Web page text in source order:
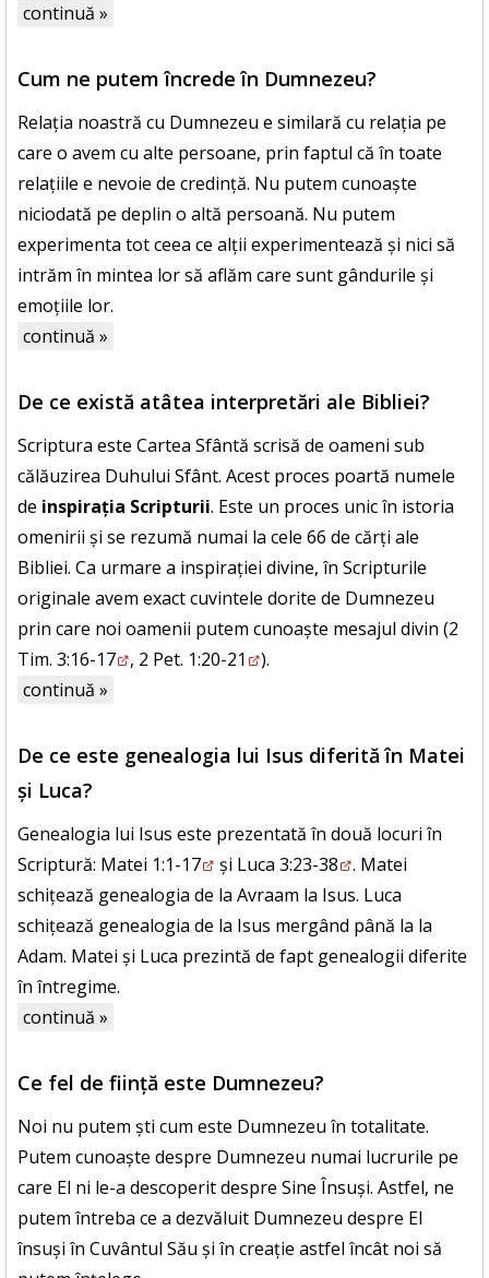
continuă »
Cum ne putem încrede în Dumnezeu?
Relația noastră cu Dumnezeu e similară cu relația pe
care o avem cu alte persoane, prin faptul că în toate
relațiile e nevoie de credință. Nu putem cunoaște
niciodată pe deplin o altă persoană. Nu putem
experimenta tot ceea ce alții experimentează și nici să
intrăm în mintea lor să aflăm care sunt gândurile și
emoțiile lor.
continuă »
De ce există atâtea interpretări ale Bibliei?
Scriptura este Cartea Sfântă scrisă de oameni sub
călăuzirea Duhului Sfânt. Acest proces poartă numele
de inspirația Scripturii. Este un proces unic în istoria
omenirii și se rezumă numai la cele 66 de cărți ale
Bibliei. Ca urmare a inspirației divine, în Scripturile
originale avem exact cuvintele dorite de Dumnezeu
prin care noi oamenii putem cunoaște mesajul divin (2
Tim. 3:16-17
, 2 Pet. 1:20-21
).
continuă »
De ce este genealogia lui Isus diferită în Matei
și Luca?
Genealogia lui Isus este prezentată în două locuri în
Scriptură: Matei 1:1-17 și Luca 3:23-38
. Matei
schițează genealogia de la Avraam la Isus. Luca
schițează genealogia de la Isus mergând până la la
Adam. Matei și Luca prezintă de fapt genealogii diferite
în întregime.
continuă »
Ce fel de ființă este Dumnezeu?
Noi nu putem ști cum este Dumnezeu în totalitate.
Putem cunoaște despre Dumnezeu numai lucrurile pe
care El ni le-a descoperit despre Sine Însuși. Astfel, ne
putem întreba ce a dezvăluit Dumnezeu despre El
însuși în Cuvântul Său și în creație astfel încât noi să